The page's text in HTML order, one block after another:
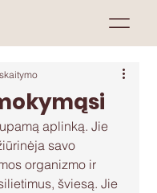
aplinką. Jie
savo
organizmo ir
šviesą. Jie